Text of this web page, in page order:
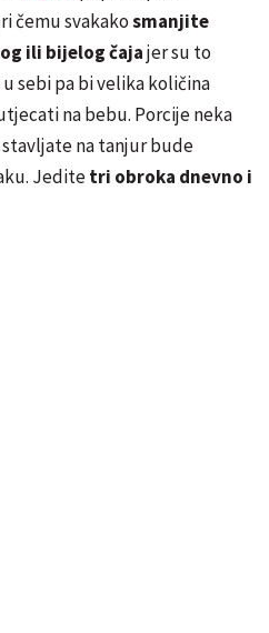
čemu svakakosmanjite
ili bijelog čajajer su to
u sebi pa bi velika količina
na bebu. Porcije neka
na tanjur bude
Jeditetri obroka dnevno i